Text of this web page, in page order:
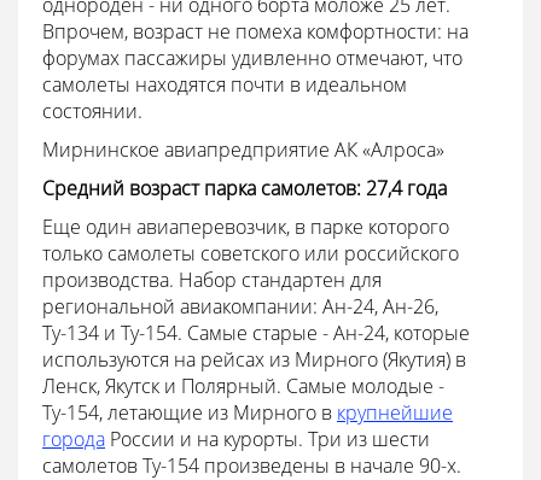
Впрочем, возраст не помеха комфортности: на
форумах пассажиры удивленно отмечают, что
самолеты находятся почти в идеальном
состоянии.
Мирнинское авиапредприятие АК «Алроса»
Средний возраст парка самолетов: 27,4 года
Еще один авиаперевозчик, в парке которого
только самолеты советского или российского
производства. Набор стандартен для
региональной авиакомпании: Ан-24, Ан-26,
Ту-134 и Ту-154. Самые старые - Ан-24, которые
используются на рейсах из Мирного (Якутия) в
Ленск, Якутск и Полярный. Самые молодые -
Ту-154, летающие из Мирного в крупнейшие
города России и на курорты. Три из шести
самолетов Ту-154 произведены в начале 90-х.